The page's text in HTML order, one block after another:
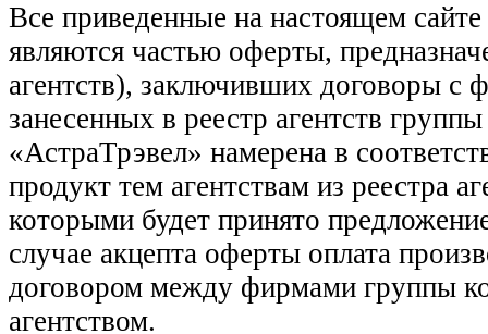
Все приведенные на настоящем
являются частью оферты,
агентств), заключивших договоры
занесенных в реестр агентств
«АстраТрэвел» намерена в
продукт тем агентствам из реестра
которыми будет принято
случае акцепта оферты оплата
договором между фирмами группы
агентством.